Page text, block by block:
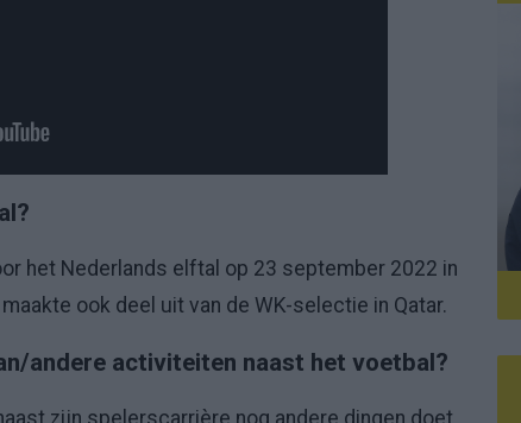
het Nederlands elftal op 23 september 2022 in
ook deel uit van de WK-selectie in Qatar.
andere activiteiten naast het voetbal?